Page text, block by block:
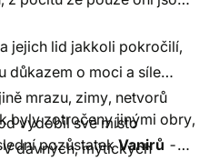
jejich lid jakkoli pokročilí,
důkazem o moci a síle
mrazu, zimy, netvorů
vydobil své místo
dávných, mýtických
byly zotročeny jinými obry,
pozůstatekVanirů -